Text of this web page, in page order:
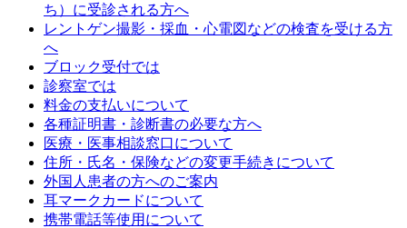
ち）に受診される方へ
レントゲン撮影・採血・心電図などの検査を受ける方
へ
ブロック受付では
診察室では
料金の支払いについて
各種証明書・診断書の必要な方へ
医療・医事相談窓口について
住所・氏名・保険などの変更手続きについて
外国人患者の方へのご案内
耳マークカードについて
携帯電話等使用について